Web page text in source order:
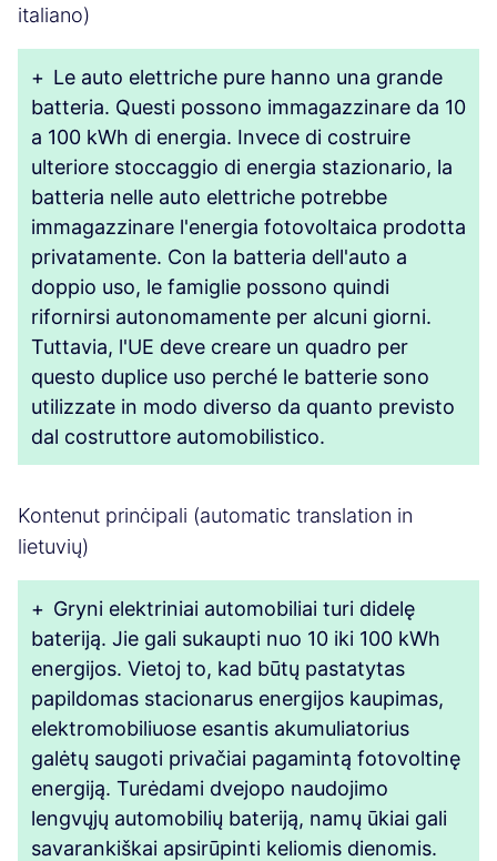
italiano)
+ Le auto elettriche pure hanno una grande
batteria. Questi possono immagazzinare da 10
a 100 kWh di energia. Invece di costruire
ulteriore stoccaggio di energia stazionario, la
batteria nelle auto elettriche potrebbe
immagazzinare l'energia fotovoltaica prodotta
privatamente. Con la batteria dell'auto a
doppio uso, le famiglie possono quindi
rifornirsi autonomamente per alcuni giorni.
Tuttavia, l'UE deve creare un quadro per
questo duplice uso perché le batterie sono
utilizzate in modo diverso da quanto previsto
dal costruttore automobilistico.
Kontenut prinċipali (automatic translation in
lietuvių)
+ Gryni elektriniai automobiliai turi didelę
bateriją. Jie gali sukaupti nuo 10 iki 100 kWh
energijos. Vietoj to, kad būtų pastatytas
papildomas stacionarus energijos kaupimas,
elektromobiliuose esantis akumuliatorius
galėtų saugoti privačiai pagamintą fotovoltinę
energiją. Turėdami dvejopo naudojimo
lengvųjų automobilių bateriją, namų ūkiai gali
savarankiškai apsirūpinti keliomis dienomis.